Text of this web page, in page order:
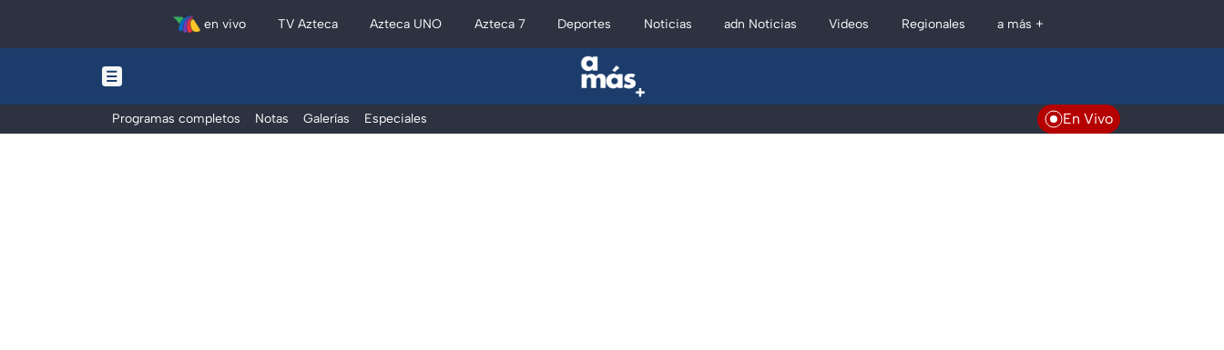
en vivo TV Azteca Azteca UNO Azteca 7 Deportes Noticias adn Noticias Videos Regionales a más +
Programas completos Notas Galerías Especiales En Vivo